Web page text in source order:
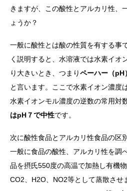
きますが、この酸性とアルカリ性、
ょうか？
一般に酸性とは酸の性質を有する事
く説明すると、水溶液では水素イオ
り大きいとき、つまりペーハー（pH
と言います。ここで水素イオン濃度
水素イオンモル濃度の逆数の常用対
はpH７で中性です。
次に酸性食品とアルカリ性食品の区
一般に食品の酸性、アルカリ性を調
品を摂氏550度の高温で加熱し有機
CO2、H2O、NO2等として蒸散させ